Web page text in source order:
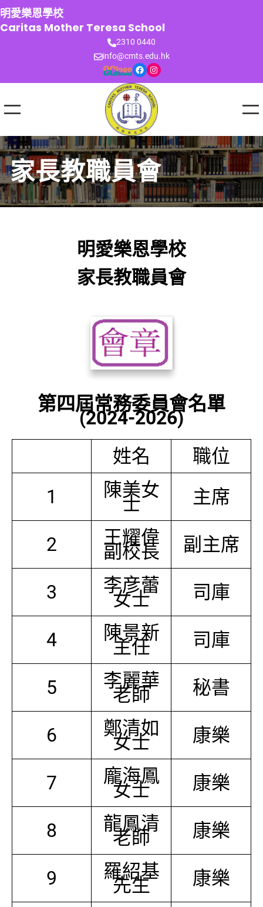
跳
至
主
明愛樂恩學校
Caritas Mother Teresa School
2310 0440
info@cmts.edu.hk
Facebook Instagram
家長教職員會
明愛樂恩學校
家長教職員會
第四屆常務委員會名單
(2024-2026)
姓名
職位
1
陳美女
士 主席
2 王耀偉
副校長 副主席
3 李彦蕾
女士 司庫
4 陳景新
主任 司庫
5 李麗華
老師 秘書
6 鄭清如
女士 康樂
7 龐海鳳
女士 康樂
8 龍鳳清
老師 康樂
9 羅紹基
先生 康樂